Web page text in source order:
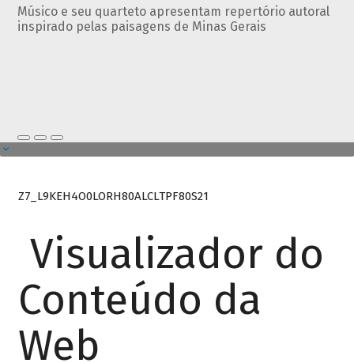
Músico e seu quarteto apresentam repertório autoral
inspirado pelas paisagens de Minas Gerais
Z7_L9KEH4O0LORH80ALCLTPF80S21
Visualizador do
Conteúdo da
Web